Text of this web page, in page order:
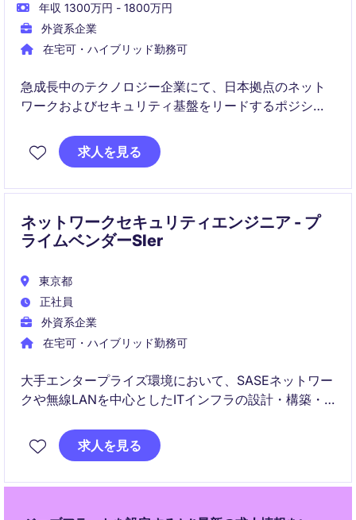
年収 1300万円 - 1800万円
外資系企業
在宅可・ハイブリッド勤務可
急成長中のテクノロジー企業にて、日本拠点のネット
ワークおよびセキュリティ基盤をリードするポジショ
設計・導入から運用、インシデント対応、チーム立ち
求人を見る
ネットワークセキュリティエンジニア - プ
ライムベンダーSIer
東京都
正社員
外資系企業
在宅可・ハイブリッド勤務可
大手エンタープライズ環境において、SASEネットワー
クや無線LANを中心としたITインフラの設計・構築・
顧客と密に連携しながら、安定運用だけでなく改善・
求人を見る